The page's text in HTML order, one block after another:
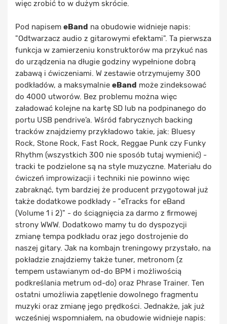
więc zrobić to w dużym skrócie.
Pod napisem eBand na obudowie widnieje napis:
"Odtwarzacz audio z gitarowymi efektami". Ta pierwsza
funkcja w zamierzeniu konstruktorów ma przykuć nas
do urządzenia na długie godziny wypełnione dobrą
zabawą i ćwiczeniami. W zestawie otrzymujemy 300
podkładów, a maksymalnie eBand może zindeksować
do 4000 utworów. Bez problemu można więc
załadować kolejne na kartę SD lub na podpinanego do
portu USB pendrive’a. Wśród fabrycznych backing
tracków znajdziemy przykładowo takie, jak: Bluesy
Rock, Stone Rock, Fast Rock, Reggae Punk czy Funky
Rhythm (wszystkich 300 nie sposób tutaj wymienić) -
tracki te podzielone są na style muzyczne. Materiału do
ćwiczeń improwizacji i techniki nie powinno więc
zabraknąć, tym bardziej że producent przygotował już
także dodatkowe podkłady - "eTracks for eBand
(Volume 1 i 2)" - do ściągnięcia za darmo z firmowej
strony WWW. Dodatkowo mamy tu do dyspozycji
zmianę tempa podkładu oraz jego dostrojenie do
naszej gitary. Jak na kombajn treningowy przystało, na
pokładzie znajdziemy także tuner, metronom (z
tempem ustawianym od-do BPM i możliwością
podkreślania metrum od-do) oraz Phrase Trainer. Ten
ostatni umożliwia zapętlenie dowolnego fragmentu
muzyki oraz zmianę jego prędkości. Jednakże, jak już
wcześniej wspomniałem, na obudowie widnieje napis: